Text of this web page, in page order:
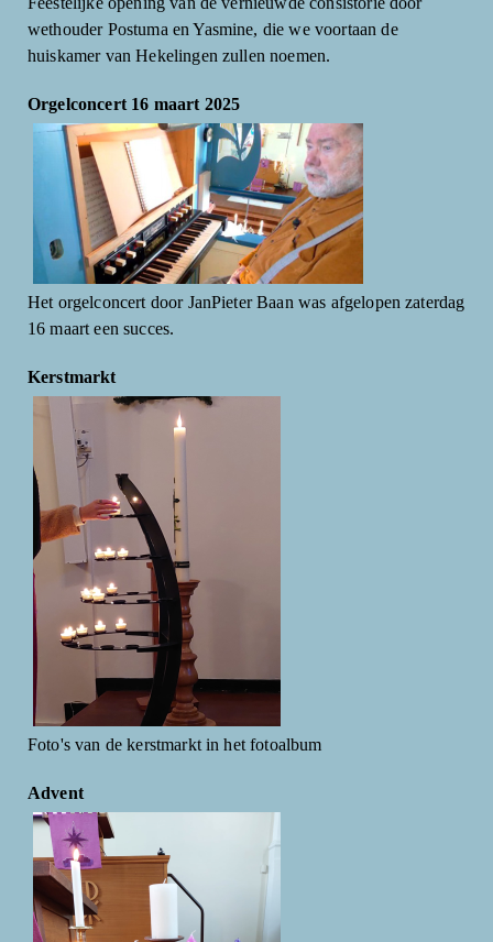
wethouder Postuma en Yasmine, die we voortaan de
huiskamer van Hekelingen zullen noemen.
Orgelconcert 16 maart 2025
Het orgelconcert door JanPieter Baan was afgelopen zaterdag
16 maart een succes.
Kerstmarkt
Foto's van de kerstmarkt in het fotoalbum
Advent